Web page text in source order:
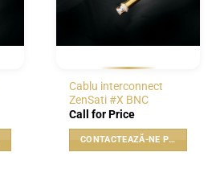
Cablu interconnect
ZenSati #X BNC
Call for Price
CONTACTEAZĂ-NE PENTRU PREȚ